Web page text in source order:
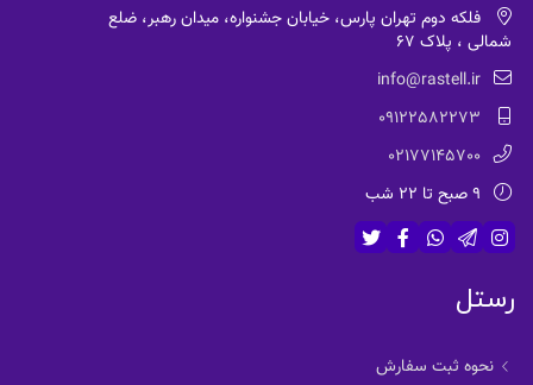
فلکه دوم تهران پارس، خیابان جشنواره، میدان رهبر، ضلع
شمالی ، پلاک 67
info@rastell.ir
09122582273
02177145700
9 صبح تا 22 شب
رستل
نحوه ثبت سفارش